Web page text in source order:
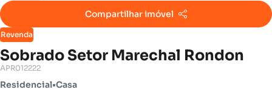
Revenda
Sobrado Setor Marechal Rondon
Compartilhar imóvel
APR012222
Residencial•Casa